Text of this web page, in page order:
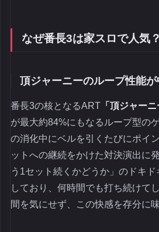
なぜ番長3は家スロで人気？
頂ジャーニーのループ性能
番長3の核となるART 「頂ジャーニ
が最大約84%にもなるループ型の
の消化中にベルを引くたびにポイ
ットへの継続をかけた対決演出に
う1セット続くかどうか」のドキ
しており、何時間でも打ち続けて
間を気にせず、この快感を存分に